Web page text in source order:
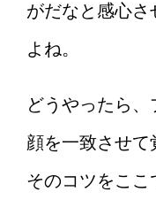
がだなと感心
よね。
どうやったら
顔を一致させて
そのコツをここ